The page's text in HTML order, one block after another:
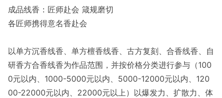
成品线香：匠师赴会 箴规磨切
各匠师携得意名香赴会
以单方沉香线香、单方檀香线香、古方复刻、合香线香、自
研香方合香线香为作品范围，并按价格分类进行参与（100
0元以内、1000-5000元以内、5000-12000元以内、120
00-22000元以内、22000元以上）以爆发力、扩散力、体